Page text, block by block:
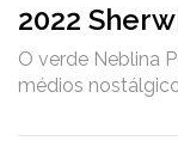
2022
O verde Neblina
médios